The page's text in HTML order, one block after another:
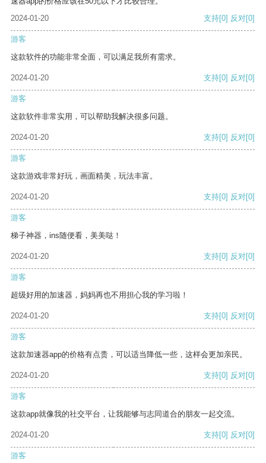
2024-01-20
支持[0] 反对[0]
游客
这款软件的功能非常全面，可以满足我所有需求。
2024-01-20 支持[0] 反对[0]
游客
这款软件非常实用，可以帮助我解决很多问题。
2024-01-20 支持[0] 反对[0]
游客
这款游戏非常好玩，画面精美，玩法丰富。
2024-01-20 支持[0] 反对[0]
游客
梯子神器，ins随便看，美美哒！
2024-01-20 支持[0] 反对[0]
游客
超级好用的加速器，妈妈再也不用担心我的学习啦！
2024-01-20 支持[0] 反对[0]
游客
这款加速器app的价格有点贵，可以适当降低一些，这样会更加亲民。
2024-01-20 支持[0] 反对[0]
游客
这款app就像我的社交平台，让我能够与志同道合的朋友一起交流。
2024-01-20 支持[0] 反对[0]
游客